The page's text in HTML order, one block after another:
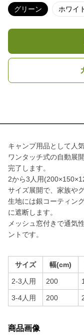
グリーン ホワイ
キャンプ用品として人
ワンタッチ式の自動展
完了します。
2から3人用
サイズ展開で、家族や
生地には銀コーティン
に遮断します。
メッシュ窓付きで通気
ントです。
サイズ 幅(cm)
2-3人用 200
3-4人用 200
商品画像